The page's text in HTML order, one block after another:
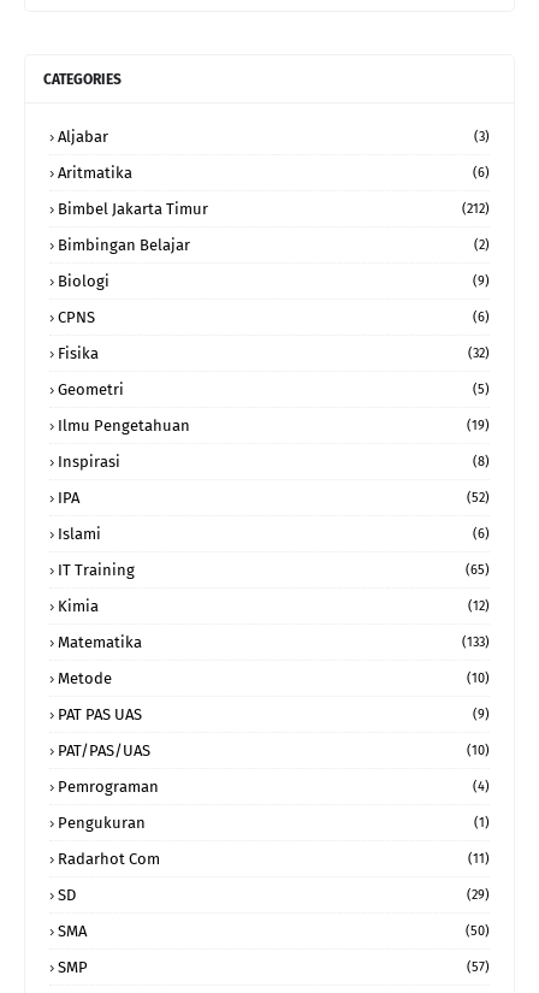
CATEGORIES
Aljabar (3)
Aritmatika (6)
Bimbel Jakarta Timur (212)
Bimbingan Belajar (2)
Biologi (9)
CPNS (6)
Fisika (32)
Geometri (5)
Ilmu Pengetahuan (19)
Inspirasi (8)
IPA (52)
Islami (6)
IT Training (65)
Kimia (12)
Matematika (133)
Metode (10)
PAT PAS UAS (9)
PAT/PAS/UAS (10)
Pemrograman (4)
Pengukuran (1)
Radarhot Com (11)
SD (29)
SMA (50)
SMP (57)